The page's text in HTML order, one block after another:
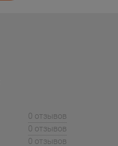
0 отзывов
0 отзывов
0 отзывов